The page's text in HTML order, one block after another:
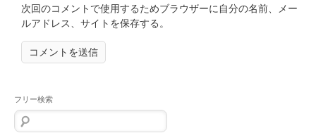
次回のコメントで使用するためブラウザーに自分の名前、メー
ルアドレス、サイトを保存する。
フリー検索
検